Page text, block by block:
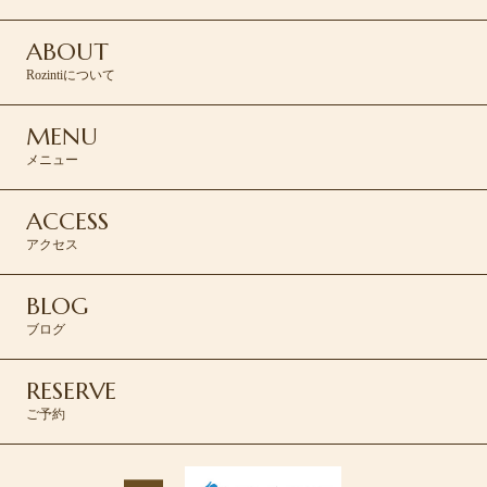
ABOUT
Rozintiについて
MENU
メニュー
ACCESS
アクセス
BLOG
ブログ
RESERVE
ご予約